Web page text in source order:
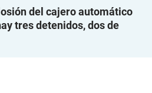
del cajero automático
tres detenidos, dos de